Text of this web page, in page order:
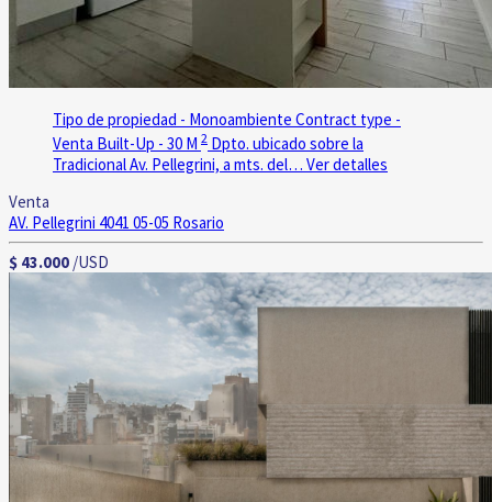
Tipo de propiedad - Monoambiente Contract type -
Venta Built-Up - 30 M 2 Dpto. ubicado sobre la
Tradicional Av. Pellegrini, a mts. del… Ver detalles
Venta
AV. Pellegrini 4041 05-05 Rosario
$ 43.000 /USD